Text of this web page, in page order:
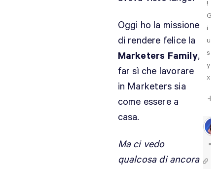
Oggi ho la missione
di rendere felice la
Marketers Family,
far sì che lavorare
in Marketers sia
come essere a
casa.
Ma ci vedo
qualcosa di ancora
!
G
i
u
s
y
x